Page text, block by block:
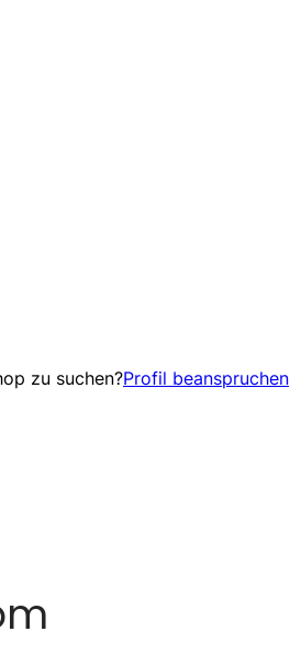
zu suchen?Profil beanspruchen